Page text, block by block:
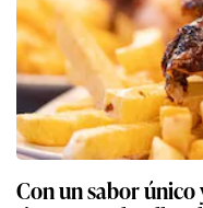
Con un sabor único